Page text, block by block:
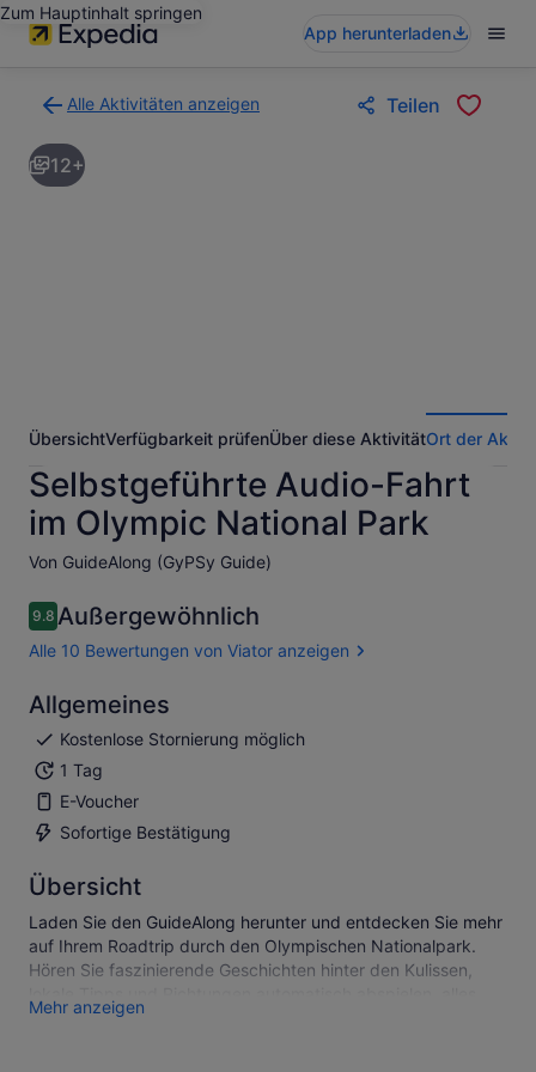
Zum Hauptinhalt springen
App herunterladen
Alle Aktivitäten anzeigen
zur
Ergebnisseite
für
Teilen
12+
ÜbersichtVerfügbarkeit prüfenÜber diese AktivitätOrt der
Selbstgeführte Audio-Fahrt
im Olympic National Park
Von GuideAlong (GyPSy Guide)
9.89.8 von 10
Außergewöhnlich
Alle 10 Bewertungen von Viator anzeigen
Allgemeines
Kostenlose Stornierung möglich
1 Tag
E-Voucher
Sofortige Bestätigung
Übersicht
Laden Sie den GuideAlong herunter und entdecken Sie mehr
auf Ihrem Roadtrip durch den Olympischen Nationalpark.
Hören Sie faszinierende Geschichten hinter den Kulissen,
basierend auf Ihrem Standort.
Mehr anzeigen